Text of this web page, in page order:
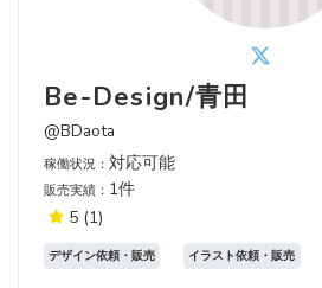
Be-Design/青田
@BDaota
稼働状況： 対応可能
販売実績： 1件
5 (1)
デザイン依頼・販売 イラスト依頼・販売